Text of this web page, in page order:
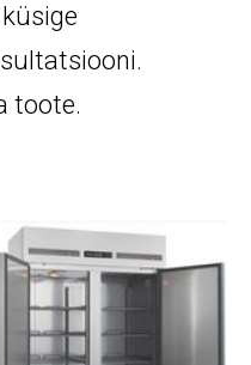
toote.